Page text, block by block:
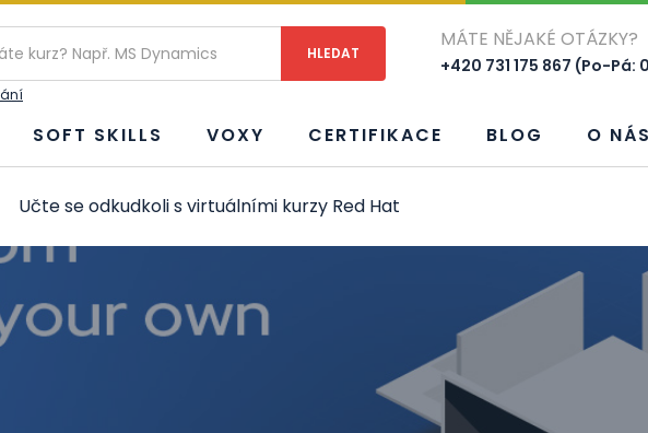
MÁTE NĚJAKÉ OTÁZKY?
+420 731 175 867 (Po-Pá:
SOFT SKILLS VOXY CERTIFIKACE BLOG O NÁS
Učte se odkudkoli s virtuálními kurzy Red Hat